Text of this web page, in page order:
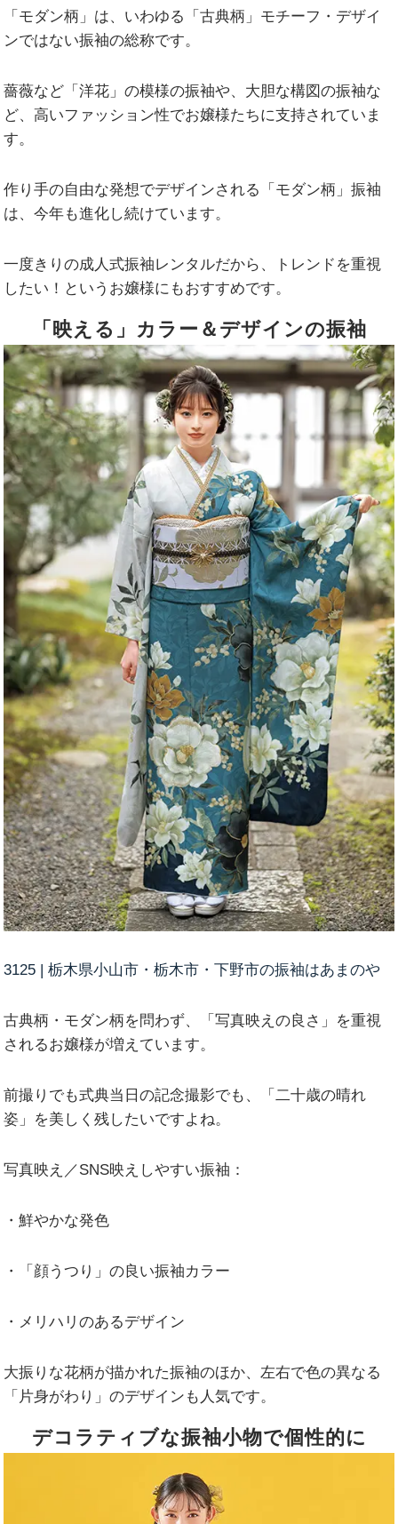
「モダン柄」は、いわゆる「古典柄」モチーフ・デザイ
ンではない振袖の総称です。
薔薇など「洋花」の模様の振袖や、大胆な構図の振袖な
ど、高いファッション性でお嬢様たちに支持されていま
す。
作り手の自由な発想でデザインされる「モダン柄」振袖
は、今年も進化し続けています。
一度きりの成人式振袖レンタルだから、トレンドを重視
したい！というお嬢様にもおすすめです。
「映える」カラー＆デザインの振袖
3125 | 栃木県小山市・栃木市・下野市の振袖はあまのや
古典柄・モダン柄を問わず、「写真映えの良さ」を重視
されるお嬢様が増えています。
前撮りでも式典当日の記念撮影でも、「二十歳の晴れ
姿」を美しく残したいですよね。
写真映え／SNS映えしやすい振袖：
・鮮やかな発色
・「顔うつり」の良い振袖カラー
・メリハリのあるデザイン
大振りな花柄が描かれた振袖のほか、左右で色の異なる
「片身がわり」のデザインも人気です。
デコラティブな振袖小物で個性的に